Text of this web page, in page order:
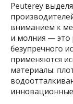
Peuterey
вниманием к
и молния — это
безупречного
применяются
материалы: